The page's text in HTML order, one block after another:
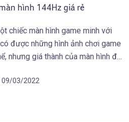
hình 144Hz giá rẻ
chiếc màn hình game minh với
được những hình ảnh chơi game
nhưng giá thành của màn hình đó
09/03/2022